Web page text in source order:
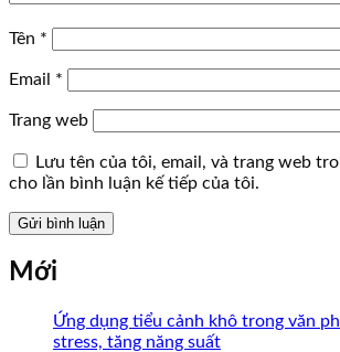
Tên *
Email *
Trang web
Lưu tên của tôi, email, và trang web
cho lần bình luận kế tiếp của tôi.
Mới
Ứng dụng tiểu cảnh khô trong văn
stress, tăng năng suất